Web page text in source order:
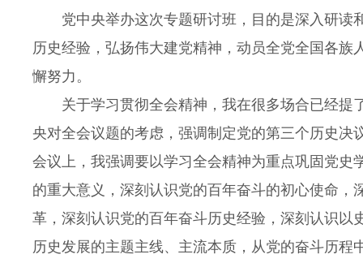
党中央举办这次专题研讨班，目的是深入研读
历史经验，弘扬伟大建党精神，动员全党全国各
懈努力。
关于学习贯彻全会精神，我在很多场合已经提
央对全会议题的考虑，强调制定党的第三个历史
会议上，我强调要以学习全会精神为重点巩固党
的重大意义，深刻认识党的百年奋斗的初心使命
革，深刻认识党的百年奋斗历史经验，深刻认识
历史发展的主题主线、主流本质，从党的奋斗历